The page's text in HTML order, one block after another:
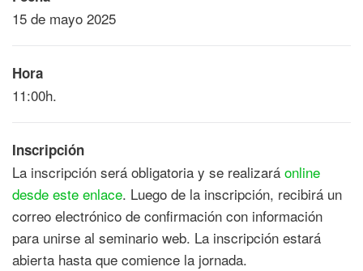
15 de mayo 2025
Hora
11:00h.
Inscripción
La inscripción será obligatoria y se realizará online
desde este enlace. Luego de la inscripción, recibirá un
correo electrónico de confirmación con información
para unirse al seminario web. La inscripción estará
abierta hasta que comience la jornada.